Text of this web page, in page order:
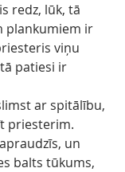
redz, lūk, tā
plankumiem ir
viņu
patiesi ir
ar spitālību,
priesterim.
un
balts tūkums,